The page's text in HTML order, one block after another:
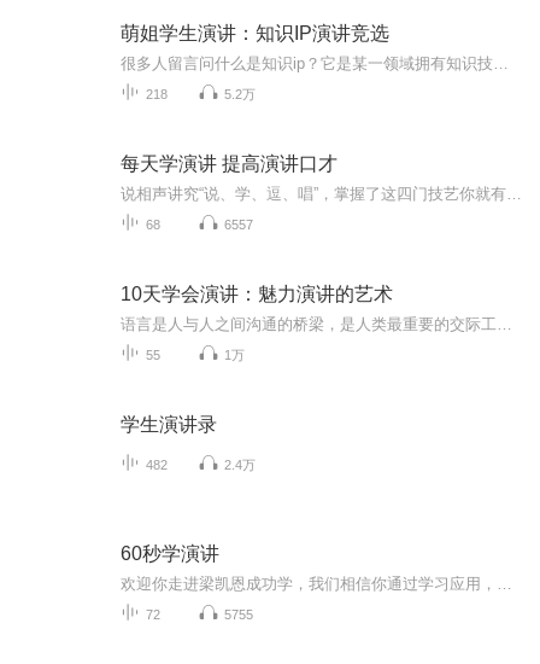
萌姐学生演讲：知识IP演讲竞选
218 5.2万
每天学演讲 提高演讲口才
68 6557
10天学会演讲：魅力演讲的艺术
55 1万
学生演讲录
482 2.4万
60秒学演讲
72 5755